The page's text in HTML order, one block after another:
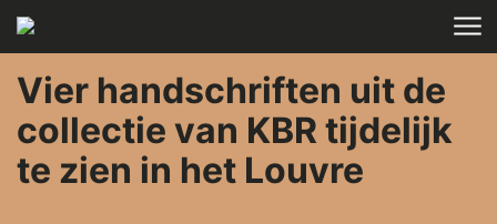
Skip to main content
Vier handschriften uit de
collectie van KBR tijdelijk
te zien in het Louvre